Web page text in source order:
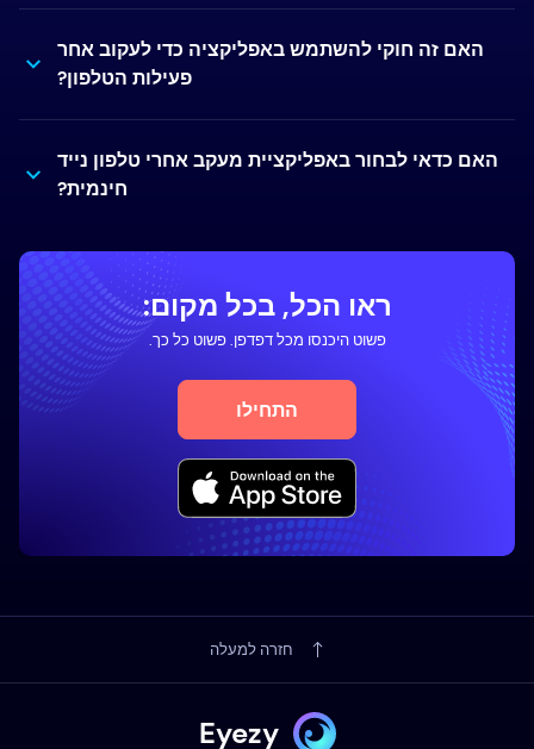
האם זה חוקי להשתמש באפליקציה כדי לעקוב אחר
פעילות הטלפון?
האם כדאי לבחור באפליקציית מעקב אחרי טלפון נייד
חינמית?
ראו הכל, בכל מקום:
פשוט היכנסו מכל דפדפן. פשוט כל כך.
התחילו
חזרה למעלה
Eyezy